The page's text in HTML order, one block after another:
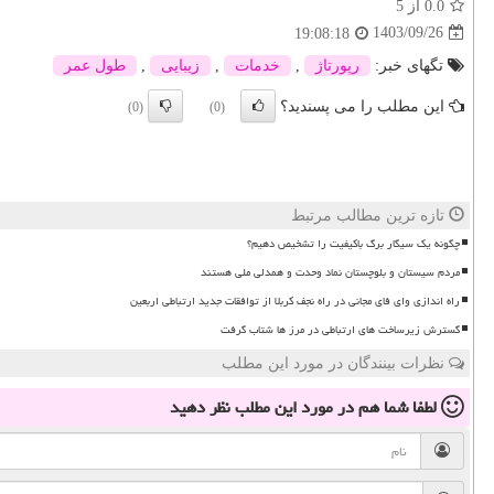
0.0 از 5
1403/09/26
19:08:18
تگهای خبر:
رپورتاژ , خدمات , زیبایی , طول عمر
این مطلب را می پسندید؟ (0)
(0)
تازه ترین مطالب مرتبط
چگونه یک سیگار برگ باکیفیت را تشخیص دهیم؟
مردم سیستان و بلوچستان نماد وحدت و همدلی ملی هستند
راه اندازی وای فای مجانی در راه نجف کربلا از توافقات جدید ارتباطی اربعین
گسترش زیرساخت های ارتباطی در مرز ها شتاب گرفت
نظرات بینندگان در مورد این مطلب
لطفا شما همدر مورد این مطلبنظر دهید